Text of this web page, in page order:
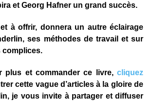
et Georg Hafner un grand succès.
à offrir, donnera un autre éclairage
ses méthodes de travail et sur
complices.
plus et commander ce livre, cliquez
cette vague d’articles à la gloire de
je vous invite à partager et diffuser